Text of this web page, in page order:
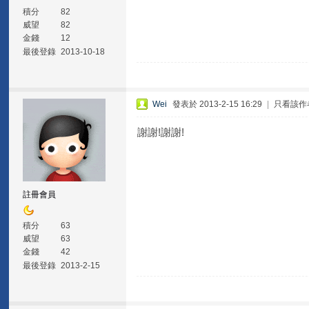
積分
82
威望
82
金錢
12
最後登錄 2013-10-18
註冊會員
積分
63
威望
63
金錢
42
最後登錄 2013-2-15
Wei 發表於 2013-2-15 16:29 只看該作
謝謝!謝謝!